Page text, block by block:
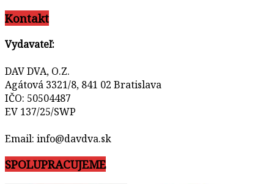
Kontakt
Vydavateľ:
DAV DVA, O.Z.
Agátová 3321/8, 841 02 Bratislava
IČO: 50504487
EV 137/25/SWP
Email: info@davdva.sk
SPOLUPRACUJEME